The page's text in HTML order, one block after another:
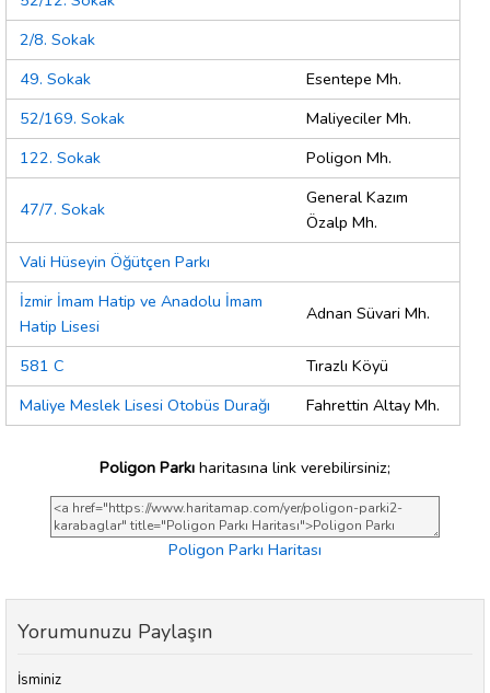
2/8. Sokak
49. Sokak
Esentepe Mh.
52/169. Sokak
Maliyeciler Mh.
122. Sokak
Poligon Mh.
47/7. Sokak
General Kazım
Özalp Mh.
Vali Hüseyin Öğütçen Parkı
İzmir İmam Hatip ve Anadolu İmam
Hatip Lisesi
Adnan Süvari Mh.
581 C
Tırazlı Köyü
Maliye Meslek Lisesi Otobüs Durağı
Fahrettin Altay Mh.
Poligon Parkı haritasına link verebilirsiniz;
Poligon Parkı Haritası
Yorumunuzu Paylaşın
İsminiz